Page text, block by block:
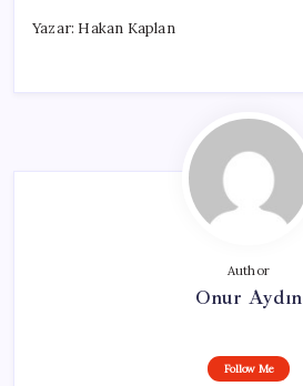
Yazar: Hakan Kaplan
Author
Onur Aydın
Follow Me